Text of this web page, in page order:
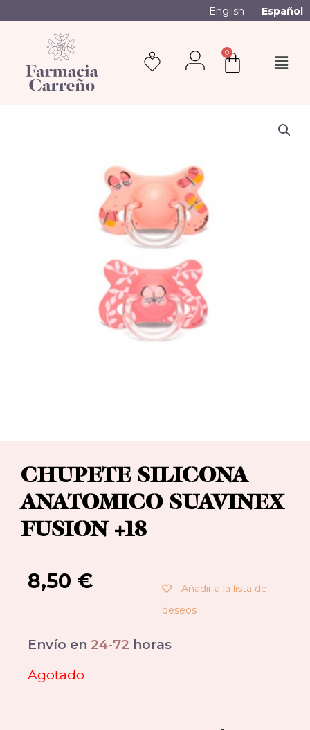
English Español
0
CHUPETE SILICONA
ANATOMICO SUAVINEX
FUSION +18
8,50 €
Añadir a la lista de
deseos
Envío en 24-72 horas
Agotado